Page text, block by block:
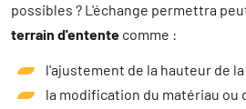
possibles ? L'échange permettra
terrain d'entente comme :
l'ajustement de la hauteur de
la modification du matériau ou